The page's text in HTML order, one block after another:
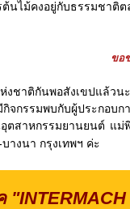
นไม้คงอยู่กับธรรมชาติ
ขอ
าติกันพอสังเขปแล้วนะ
กรรมพบกับผู้ประกอบก
ตสาหกรรมยานยนต์ แ
างนา กรุงเทพฯ ค่ะ
"INTERMACH